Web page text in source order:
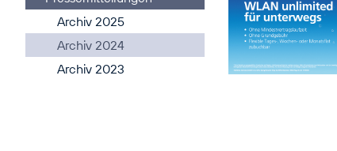
Archiv 2025
Archiv 2024
Archiv 2023